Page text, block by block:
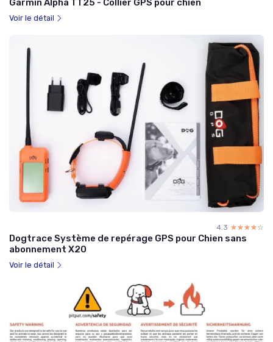
Voir le détail
4.3 ☆☆☆☆☆
★★★★★
Dogtrace Système de repérage GPS pour Chien sans
abonnement X20
Voir le détail